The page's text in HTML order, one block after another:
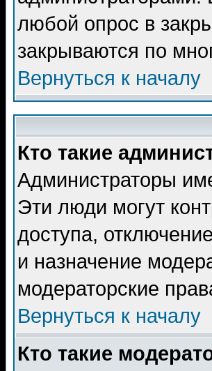
любой опрос в
закрываются по
Вернуться к началу
Кто такие
Администраторы
Эти люди могут
доступа,
и назначение
модераторские
Вернуться к началу
Кто такие